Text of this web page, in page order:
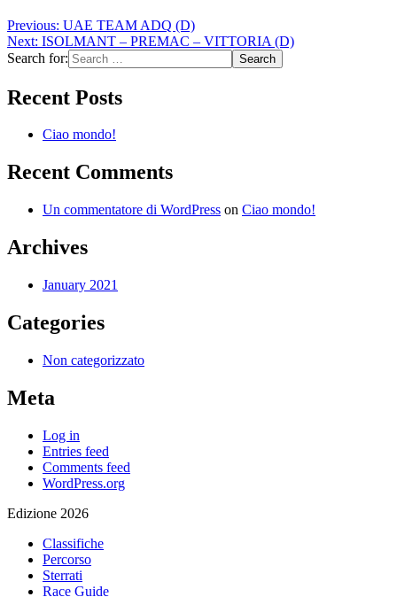
Previous: UAE TEAM ADQ (D)
Next: ISOLMANT – PREMAC – VITTORIA (D)
Search for:
Recent Posts
Ciao mondo!
Recent Comments
Un commentatore di WordPress on Ciao mondo!
Archives
January 2021
Categories
Non categorizzato
Meta
Log in
Entries feed
Comments feed
WordPress.org
Edizione 2026
Classifiche
Percorso
Sterrati
Race Guide